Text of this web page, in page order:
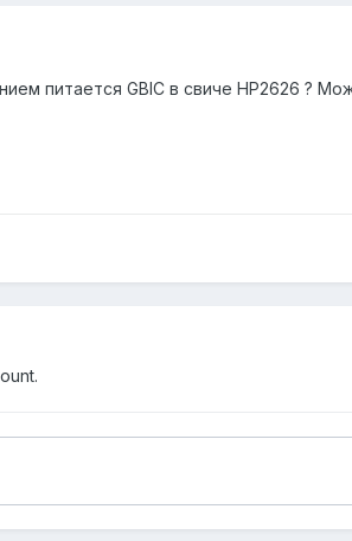
питается GBIC в свиче НР2626 ?